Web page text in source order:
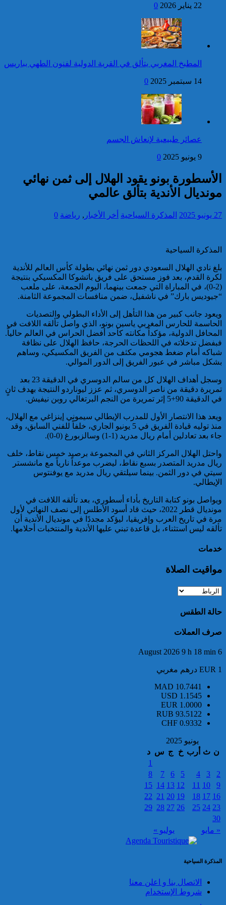
برقية تهنئة إلى جلالة الملك
من الأمين العام لمنظمة
التعاون الإسلامي بمناسبة عيد
العرش المجيد
فتح بحث للتحقق من الأفعال
الإجرامية المنسوبة لأربع وعشرين
شخصا للاشتباه في تورطهم في
وظيفتهم بغرض الارتشاء
إحصائيات مكافحة الجريمة ..
استمرار ارتفاع معدل الزجر
وتراجع مؤشرات الجريمة المقرونة
تقديم 17 موقوفا على أنظار النيابة
العامة لدى محكمة الاستئناف
بالقنيطرة على إثر الأحداث التي
عرفتها منطقة سيدي الطيبي
موظف أمن يتقدم بشكاية لدى
الوكيل العام للملك بمحكمة
الاستئناف بالدار البيضاء على
خلفية ادعاءات وهمية وجرائم
مزعومة نسبها له حساب على
شبكات التواصل الاجتماعي
خبير: “البيعة الإلكترونية” تكشف
تحول الإرهاب الرقمي بعد تفكيك
خلية داعشية بتطوان
بلدية إسطنبول على ذمة التحقيق
تفكيك خلية إرهابية مرتبطة بالفرع
الإفريقي ل”داعش”: ضبط عبوة
ناسفة إضافية في طور التركيب
بضواحي الرباط
إحباط مخطط إرهابي بالغ
الخطورة كان يستهدف المغرب
بتكليف وتحريض مباشر من قيادي
بارز في تنظيم “داعش” بمنطقة
الساحل الإفريقي
كاريكاتير
كاريكاتير
كاريكاتير
كاريكاتير
22 يناير 2026 0
المطبخ المغربي يتألق في القرية الدولية لفنون الطهي بباريس
14 سبتمبر 2025 0
عصائر طبيعية لإنعاش الجسم
9 يونيو 2025 0
الأسطورة بونو يقود الهلال إلى ثمن نهائي
مونديال الأندية بتألق عالمي
27 يونيو 2025 المذكرة السياحية أخر الأخبار , رياضة 0
المذكرة السياحية
بلغ نادي الهلال السعودي دور ثمن نهائي بطولة كأس العالم للأندية
لكرة القدم، بعد فوز مستحق على فريق باتشوكا المكسيكي بنتيجة
(2-0)، في المباراة التي جمعت بينهما، اليوم الجمعة، على ملعب
“جيوديس بارك” في ناشفيل، ضمن منافسات المجموعة الثامنة.
ويعود جانب كبير من هذا التأهل إلى الأداء البطولي والتصديات
الحاسمة للحارس المغربي ياسين بونو، الذي واصل تألقه اللافت في
المحافل الدولية، مؤكداً مكانته كأحد أفضل الحراس في العالم حالياً.
فبفضل تدخلاته في اللحظات الحرجة، حافظ الهلال على نظافة
شباكه أمام ضغط هجومي مكثف من الفريق المكسيكي، وساهم
بشكل مباشر في عبور الفريق إلى الدور الموالي.
وسجل أهداف الهلال كل من سالم الدوسري في الدقيقة 23 بعد
تمريرة دقيقة من ناصر الدوسري، ثم عزز ليوناردو النتيجة بهدف ثانٍ
في الدقيقة 90+5 إثر تمريرة من النجم البرتغالي روبن نيفيش.
ويعد هذا الانتصار الأول للمدرب الإيطالي سيموني إينزاغي مع الهلال،
منذ توليه قيادة الفريق في 5 يونيو الجاري، خلفاً للفني السابق، وقد
جاء بعد تعادلين أمام ريال مدريد (1-1) وسالزبورغ (0-0).
واحتل الهلال المركز الثاني في المجموعة برصيد خمس نقاط، خلف
ريال مدريد المتصدر بسبع نقاط، ليضرب موعداً نارياً مع مانشستر
سيتي في دور الثمن. بينما سيلتقي ريال مدريد مع يوفنتوس
الإيطالي.
ويواصل بونو كتابة التاريخ بأداء أسطوري، بعد تألقه اللافت في
مونديال قطر 2022، حيث قاد أسود الأطلس إلى نصف النهائي لأول
مرة في تاريخ العرب وإفريقيا، ليؤكد مجددًا في مونديال الأندية أن
تألقه ليس استثناء، بل قاعدة تبني عليها الأندية والمنتخبات أحلامها.
خدمات
مواقيت الصلاة
حالة الطقس
صرف العملات
6 August 2026 9 h 18 min
EUR 1 درهم مغربي
MAD 10.7441
USD 1.1545
EUR 1.0000
RUB 93.5122
CHF 0.9332
يونيو 2025
ن ث أرب خ ج س د
« مايو يوليو »
1
2
3
4
5
6
7
8
9
10
11
12
13
14
15
16
17
18
19
20
21
22
23
24
25
26
27
28
29
30
المذكرة السياحية
الاتصال بنا و اعلن معنا
شروط الإستخدام